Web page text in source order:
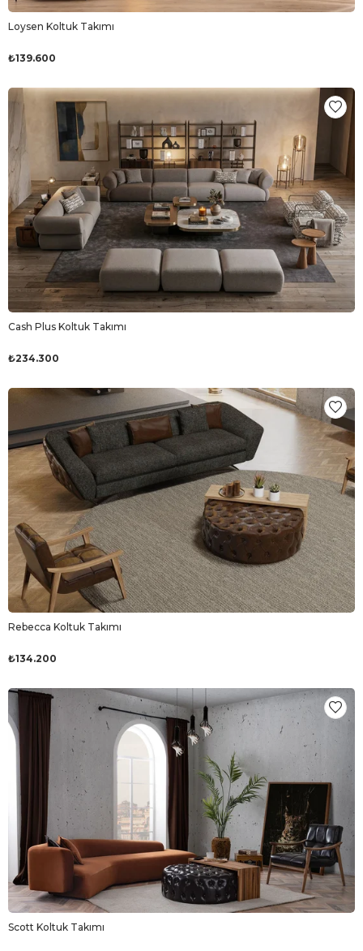
Loysen Koltuk Takımı
₺139.600
Cash Plus Koltuk Takımı
₺234.300
Rebecca Koltuk Takımı
₺134.200
Scott Koltuk Takımı